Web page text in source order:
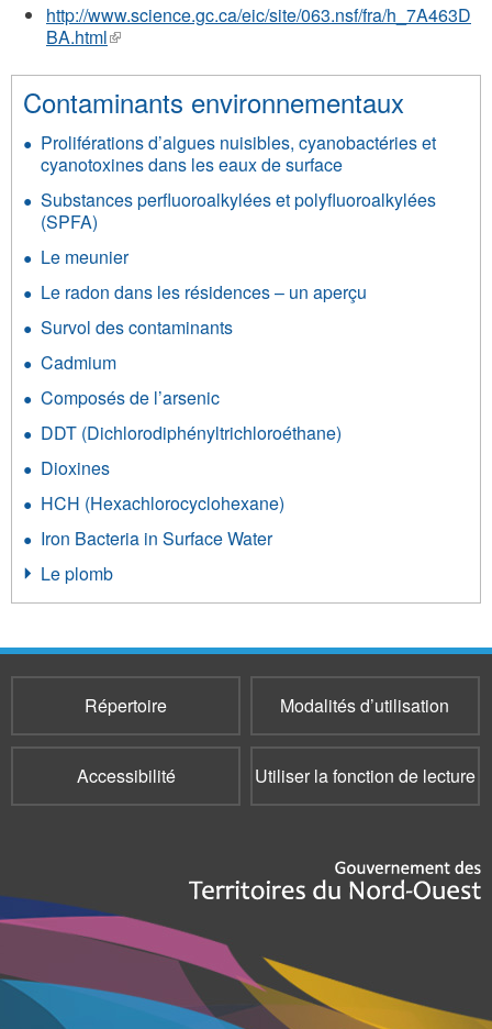
http://www.science.gc.ca/eic/site/063.nsf/fra/h_7A463D
BA.html(le
est
externe)
Contaminants environnementaux
Proliférations d’algues nuisibles, cyanobactéries et
cyanotoxines dans les eaux de surface
Substances perfluoroalkylées et polyfluoroalkylées
(SPFA)
Le meunier
Le radon dans les résidences – un aperçu
Survol des contaminants
Cadmium
Composés de l’arsenic
DDT (Dichlorodiphényltrichloroéthane)
Dioxines
HCH (Hexachlorocyclohexane)
Iron Bacteria in Surface Water
Le plomb
Répertoire Modalités d’utilisation
Accessibilité Utiliser la fonction de lecture